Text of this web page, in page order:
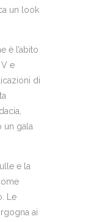
un look
è l’abito
e
di
un gala
e la
Le
ai